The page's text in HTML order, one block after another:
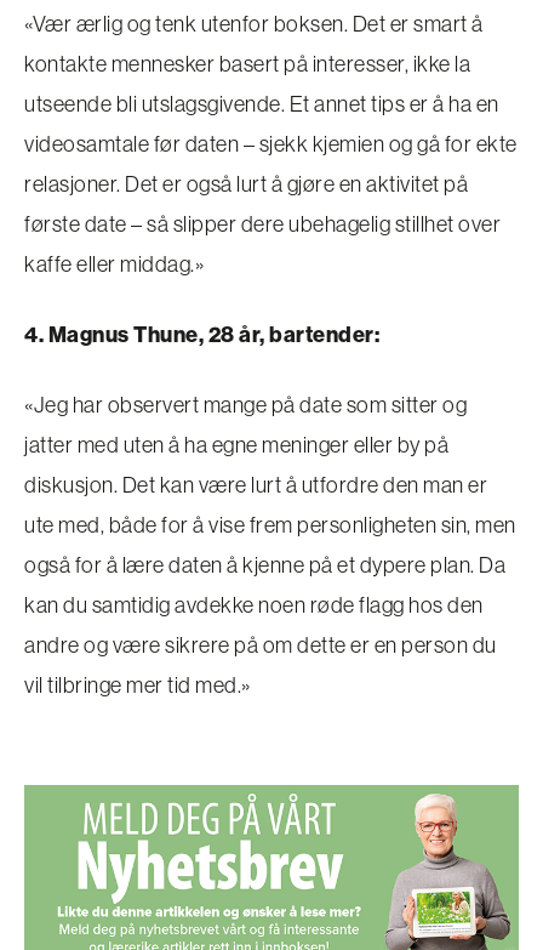
«Vær ærlig og tenk utenfor boksen. Det er smart å
kontakte mennesker basert på interesser, ikke la
utseende bli utslagsgivende. Et annet tips er å ha en
videosamtale før daten – sjekk kjemien og gå for ekte
relasjoner. Det er også lurt å gjøre en aktivitet på
første date – så slipper dere ubehagelig stillhet over
kaffe eller middag.»
4. Magnus Thune, 28 år, bartender:
«Jeg har observert mange på date som sitter og
jatter med uten å ha egne meninger eller by på
diskusjon. Det kan være lurt å utfordre den man er
ute med, både for å vise frem personligheten sin, men
også for å lære daten å kjenne på et dypere plan. Da
kan du samtidig avdekke noen røde flagg hos den
andre og være sikrere på om dette er en person du
vil tilbringe mer tid med.»